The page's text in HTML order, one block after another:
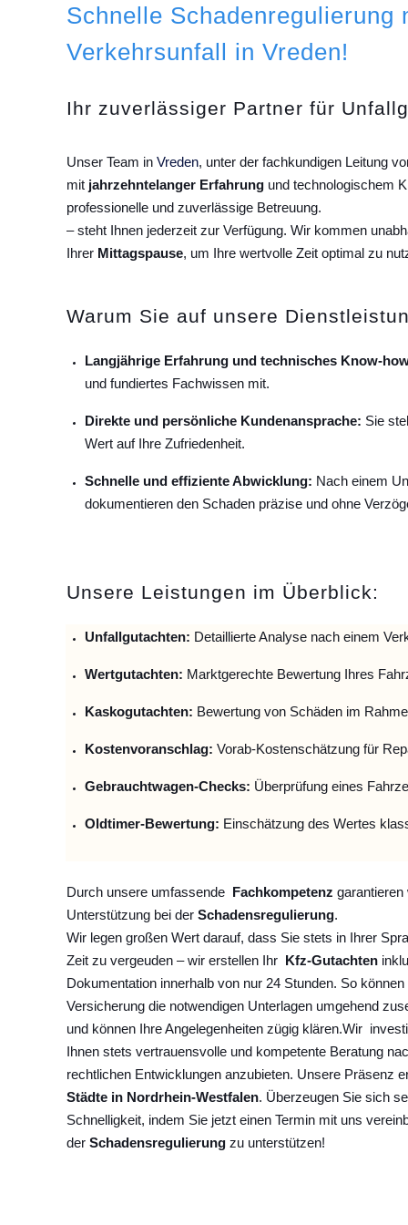
Schnelle Schadenregulierung
Verkehrsunfall in Vreden!
Ihr zuverlässiger Partner für
Unser Team in Vreden, unter der fachkundigen Leitung
mit jahrzehntelanger Erfahrung und technologischem
professionelle und zuverlässige Betreuung.
– steht Ihnen jederzeit zur Verfügung. Wir kommen
Ihrer Mittagspause, um Ihre wertvolle Zeit optimal zu
Warum Sie auf unsere
Langjährige Erfahrung und technisches Know-
und fundiertes Fachwissen mit.
Direkte und persönliche Kundenansprache: Sie
Wert auf Ihre Zufriedenheit.
Schnelle und effiziente Abwicklung: Nach einem
dokumentieren den Schaden präzise und ohne
Unsere Leistungen im Überblick:
Unfallgutachten: Detaillierte Analyse nach einem
Wertgutachten: Marktgerechte Bewertung Ihres
Kaskogutachten: Bewertung von Schäden im
Kostenvoranschlag: Vorab-Kostenschätzung für
Gebrauchtwagen-Checks: Überprüfung eines
Oldtimer-Bewertung: Einschätzung des Wertes
Durch unsere umfassende Fachkompetenz garantieren
Unterstützung bei der Schadensregulierung.
Wir legen großen Wert darauf, dass Sie stets in Ihrer
Zeit zu vergeuden – wir erstellen Ihr
Kfz-Gutachten
Dokumentation innerhalb von nur 24 Stunden. So
Versicherung die notwendigen Unterlagen umgehend
und können Ihre Angelegenheiten zügig klären.Wir
Ihnen stets vertrauensvolle und kompetente Beratung
rechtlichen Entwicklungen anzubieten. Unsere Präsenz
Städte in Nordrhein-Westfalen. Überzeugen Sie sich
Schnelligkeit, indem Sie jetzt einen Termin mit uns
der Schadensregulierung zu unterstützen!